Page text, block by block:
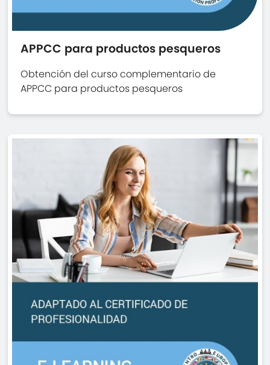
APPCC para productos pesqueros
Obtención del curso complementario de
APPCC para productos pesqueros